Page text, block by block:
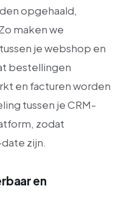
opgehaald,
maken we
je webshop en
bestellingen
en facturen worden
tussen je CRM-
zodat
zijn.
en